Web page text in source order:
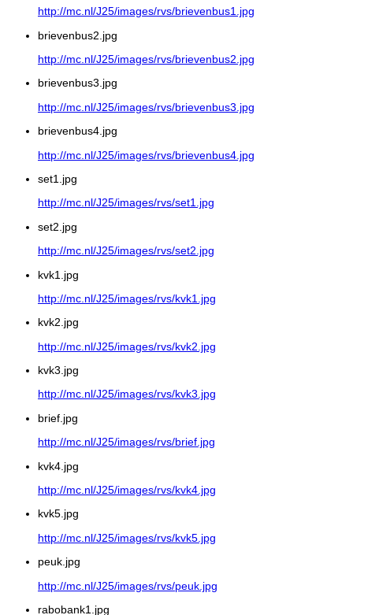
http://mc.nl/J25/images/rvs/brievenbus1.jpg
brievenbus2.jpg
http://mc.nl/J25/images/rvs/brievenbus2.jpg
brievenbus3.jpg
http://mc.nl/J25/images/rvs/brievenbus3.jpg
brievenbus4.jpg
http://mc.nl/J25/images/rvs/brievenbus4.jpg
set1.jpg
http://mc.nl/J25/images/rvs/set1.jpg
set2.jpg
http://mc.nl/J25/images/rvs/set2.jpg
kvk1.jpg
http://mc.nl/J25/images/rvs/kvk1.jpg
kvk2.jpg
http://mc.nl/J25/images/rvs/kvk2.jpg
kvk3.jpg
http://mc.nl/J25/images/rvs/kvk3.jpg
brief.jpg
http://mc.nl/J25/images/rvs/brief.jpg
kvk4.jpg
http://mc.nl/J25/images/rvs/kvk4.jpg
kvk5.jpg
http://mc.nl/J25/images/rvs/kvk5.jpg
peuk.jpg
http://mc.nl/J25/images/rvs/peuk.jpg
rabobank1.jpg